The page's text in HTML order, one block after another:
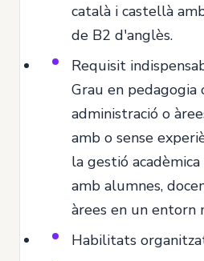
català i castellà
de B2 d'anglès.
Requisit
Grau en pedagogia
administració o
amb o sense
la gestió
amb alumnes,
àrees en un
Habilitats